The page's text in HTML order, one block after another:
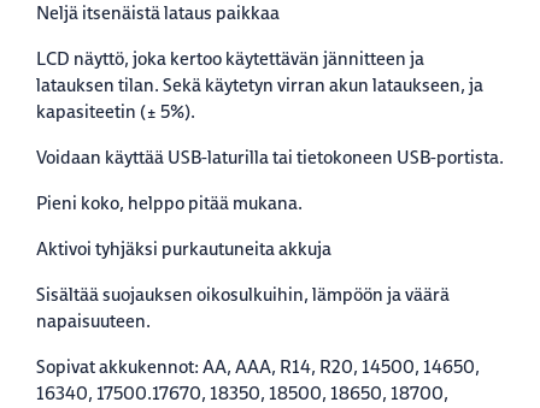
Neljä itsenäistä lataus paikkaa
LCD näyttö, joka kertoo käytettävän jännitteen ja
latauksen tilan. Sekä käytetyn virran akun lataukseen, ja
kapasiteetin (± 5%).
Voidaan käyttää USB-laturilla tai tietokoneen USB-portista.
Pieni koko, helppo pitää mukana.
Aktivoi tyhjäksi purkautuneita akkuja
Sisältää suojauksen oikosulkuihin, lämpöön ja väärä
napaisuuteen.
Sopivat akkukennot: AA, AAA, R14, R20, 14500, 14650,
16340, 17500.17670, 18350, 18500, 18650, 18700,